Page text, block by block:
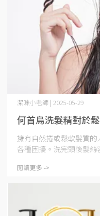
何首烏洗髮精對於
潔咪小老師 | 2025-05-29
擁有自然捲或鬆軟髮質
各種困擾。洗完頭後髮
閱讀更多 ->